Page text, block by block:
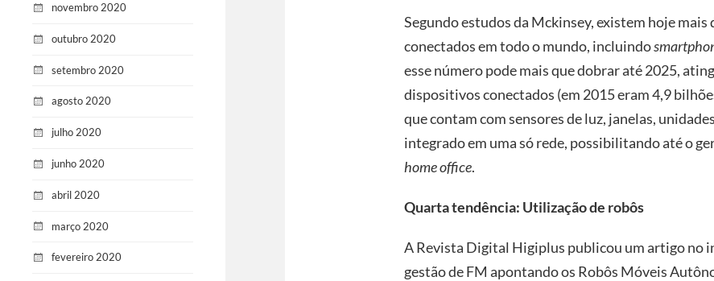
novembro 2020
outubro 2020
setembro 2020
agosto 2020
julho 2020
junho 2020
abril 2020
março 2020
fevereiro 2020
Segundo estudos da Mckinsey, existem hoje
conectados em todo o mundo, incluindo
esse número pode mais que dobrar até 2025,
dispositivos conectados (em 2015 eram 4,9
que contam com sensores de luz, janelas,
integrado em uma só rede, possibilitando até o
home office.
Quarta tendência: Utilização de robôs
A Revista Digital Higiplus publicou um artigo no
gestão de FM apontando os Robôs Móveis